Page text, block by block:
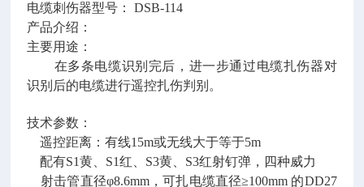
电缆刺伤器型号： DSB-114
产品介绍：
主要用途：
在多条电缆识别完后，进一步通过电缆扎伤器对
识别后的电缆进行遥控扎伤判别。
技术参数：
遥控距离：有线15m或无线大于等于5m
配有S1黄、S1红、S3黄、S3红射钉弹，四种威力
射击管直径φ8.6mm，可扎电缆直径≥100mm 的DD27